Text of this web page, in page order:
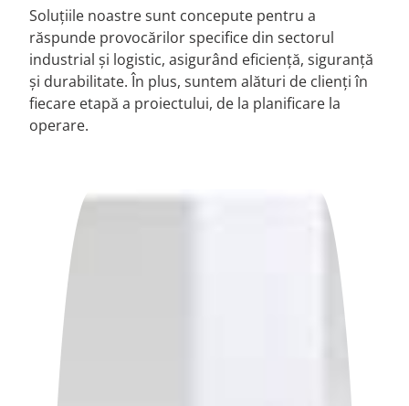
Soluțiile noastre sunt concepute pentru a
răspunde provocărilor specifice din sectorul
industrial și logistic, asigurând eficiență, siguranță
și durabilitate. În plus, suntem alături de clienți în
fiecare etapă a proiectului, de la planificare la
operare.